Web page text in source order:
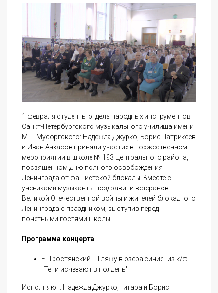
1 февраля студенты отдела народных инструментов
Санкт-Петербургского музыкального училища имени
М.П. Мусоргского: Надежда Джурко, Борис Патрикеев
и Иван Ачкасов приняли участие в торжественном
мероприятии в школе № 193 Центрального района,
посвященном Дню полного освобождения
Ленинграда от фашистской блокады. Вместе с
учениками музыканты поздравили ветеранов
Великой Отечественной войны и жителей блокадного
Ленинграда с праздником, выступив перед
почетными гостями школы.
Программа концерта
Е. Тростянский - "Гляжу в озёра синие" из к/ф
"Тени исчезают в полдень"
Исполняют: Надежда Джурко, гитара и Борис